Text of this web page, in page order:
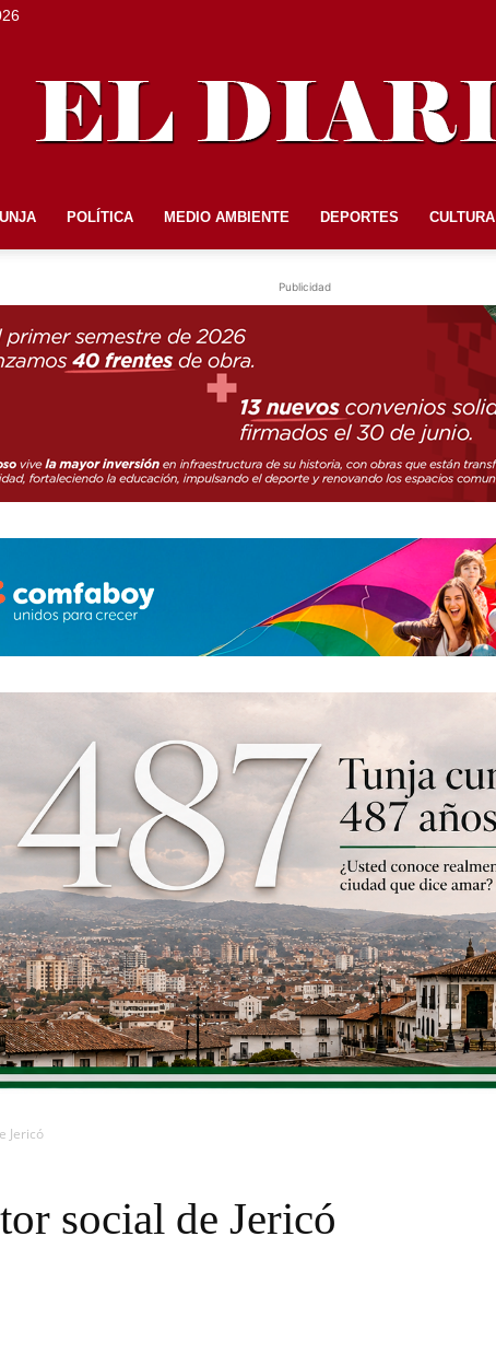
DIARIO
POLÍTICA MEDIO AMBIENTE DEPORTES CULTURA
Publicidad
Jericó
social de Jericó